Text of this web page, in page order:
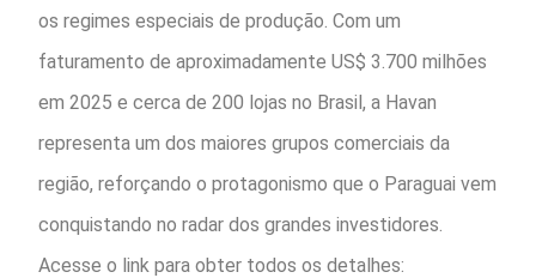
os regimes especiais de produção. Com um
faturamento de aproximadamente US$ 3.700 milhões
em 2025 e cerca de 200 lojas no Brasil, a Havan
representa um dos maiores grupos comerciais da
região, reforçando o protagonismo que o Paraguai vem
conquistando no radar dos grandes investidores.
Acesse o link para obter todos os detalhes: